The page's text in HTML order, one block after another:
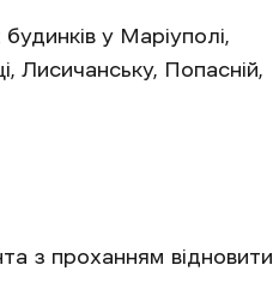
у Маріуполі,
Лисичанську, Попасній,
з проханням відновити